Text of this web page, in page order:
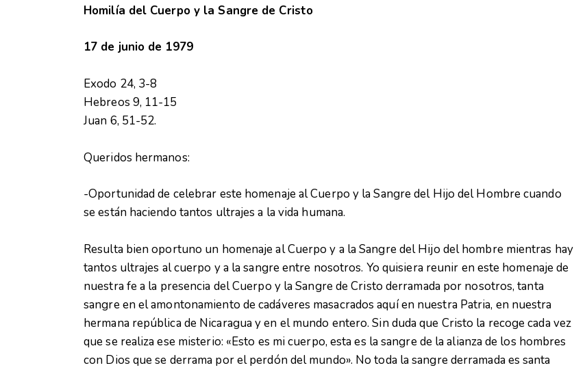
Homilía del Cuerpo y la Sangre de Cristo
17 de junio de 1979
Exodo 24, 3-8
Hebreos 9, 11-15
Juan 6, 51-52.
Queridos hermanos:
-Oportunidad de celebrar este homenaje al Cuerpo y la Sangre del Hijo del Hombre cuando
se están haciendo tantos ultrajes a la vida humana.
Resulta bien oportuno un homenaje al Cuerpo y a la Sangre del Hijo del hombre mientras hay
tantos ultrajes al cuerpo y a la sangre entre nosotros. Yo quisiera reunir en este homenaje de
nuestra fe a la presencia del Cuerpo y la Sangre de Cristo derramada por nosotros, tanta
sangre en el amontonamiento de cadáveres masacrados aquí en nuestra Patria, en nuestra
hermana república de Nicaragua y en el mundo entero. Sin duda que Cristo la recoge cada vez
que se realiza ese misterio: «Esto es mi cuerpo, esta es la sangre de la alianza de los hombres
con Dios que se derrama por el perdón del mundo». No toda la sangre derramada es santa